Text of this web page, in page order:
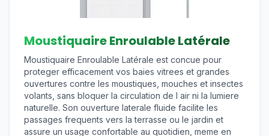
Moustiquaire Enroulable Latérale
Moustiquaire Enroulable Latérale est concue pour
proteger efficacement vos baies vitrees et grandes
ouvertures contre les moustiques, mouches et insectes
volants, sans bloquer la circulation de l air ni la lumiere
naturelle. Son ouverture laterale fluide facilite les
passages frequents vers la terrasse ou le jardin et
assure un usage confortable au quotidien, meme en